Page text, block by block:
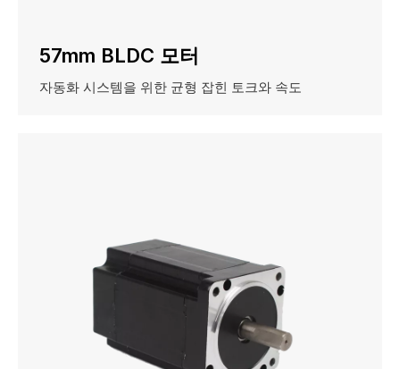
57mm BLDC 모터
자동화 시스템을 위한 균형 잡힌 토크와 속도